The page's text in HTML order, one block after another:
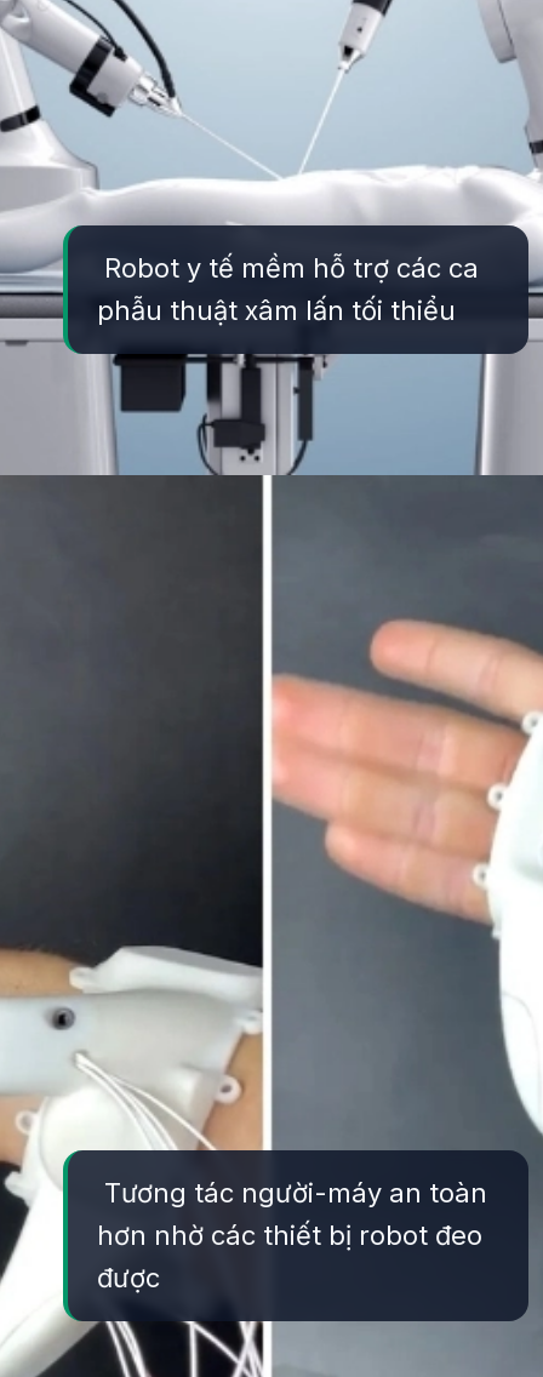
Robot y tế mềm hỗ trợ các ca
phẫu thuật xâm lấn tối thiểu
Tương tác người-máy an toàn
hơn nhờ các thiết bị robot đeo
được